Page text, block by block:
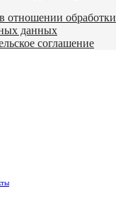
отношении обработки
данных
соглашение